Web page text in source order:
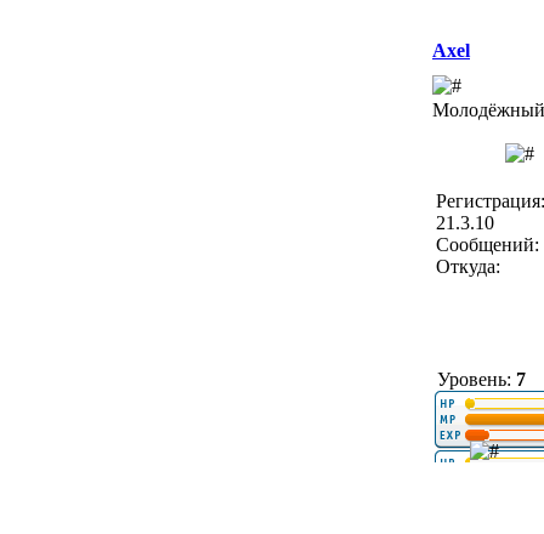
Axel
Молодёжный
Регистрация:
21.3.10
Сообщений:
Откуда:
Уровень: 7